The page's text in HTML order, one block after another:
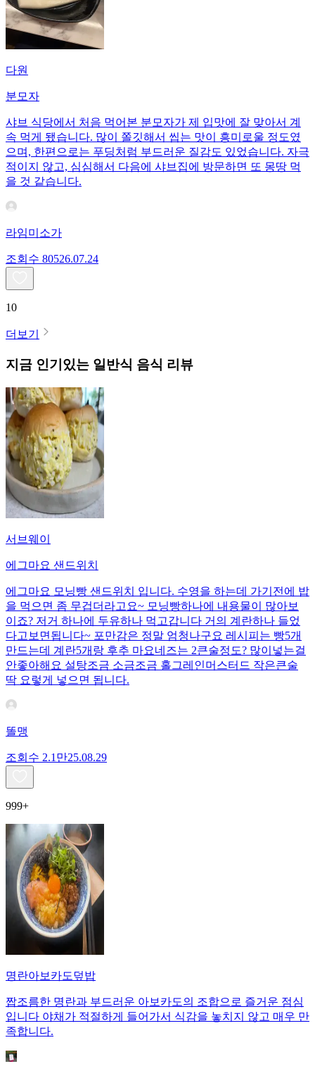
다원
분모자
샤브 식당에서 처음 먹어본 분모자가 제 입맛에 잘 맞아서 계
속 먹게 됐습니다. 많이 쫄깃해서 씹는 맛이 흥미로울 정도였
으며, 한편으로는 푸딩처럼 부드러운 질감도 있었습니다. 자극
적이지 않고, 심심해서 다음에 샤브집에 방문하면 또 몽땅 먹
을 것 같습니다.
라임미소가
조회수 80526.07.24
10
더보기
지금 인기있는 일반식 음식 리뷰
서브웨이
에그마요 샌드위치
에그마요 모닝빵 샌드위치 입니다. 수영을 하는데 가기전에 밥
을 먹으면 좀 무겁더라고요~ 모닝빵하나에 내용물이 많아보
이죠? 저거 하나에 두유하나 먹고갑니다 거의 계란하나 들었
다고보면됩니다~ 포만감은 정말 엄청나구요 레시피는 빵5개
만드는데 계란5개랑 후추 마요네즈는 2큰술정도? 많이넣는걸
안좋아해요 설탕조금 소금조금 홀그레인머스터드 작은큰술
딱 요렇게 넣으면 됩니다.
똘맹
조회수 2.1만25.08.29
999+
명란아보카도덮밥
짭조름한 명란과 부드러운 아보카도의 조합으로 즐거운 점심
입니다 야채가 적절하게 들어가서 식감을 놓치지 않고 매우 만
족합니다.